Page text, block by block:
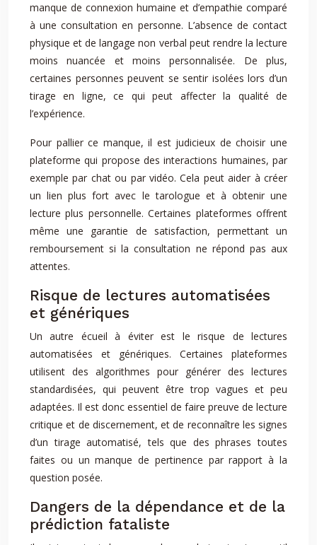
manque de connexion humaine et d’empathie comparé
à une consultation en personne. L’absence de contact
physique et de langage non verbal peut rendre la lecture
moins nuancée et moins personnalisée. De plus,
certaines personnes peuvent se sentir isolées lors d’un
tirage en ligne, ce qui peut affecter la qualité de
l’expérience.
Pour pallier ce manque, il est judicieux de choisir une
plateforme qui propose des interactions humaines, par
exemple par chat ou par vidéo. Cela peut aider à créer
un lien plus fort avec le tarologue et à obtenir une
lecture plus personnelle. Certaines plateformes offrent
même une garantie de satisfaction, permettant un
remboursement si la consultation ne répond pas aux
attentes.
Risque de lectures automatisées
et génériques
Un autre écueil à éviter est le risque de lectures
automatisées et génériques. Certaines plateformes
utilisent des algorithmes pour générer des lectures
standardisées, qui peuvent être trop vagues et peu
adaptées. Il est donc essentiel de faire preuve de lecture
critique et de discernement, et de reconnaître les signes
d’un tirage automatisé, tels que des phrases toutes
faites ou un manque de pertinence par rapport à la
question posée.
Dangers de la dépendance et de la
prédiction fataliste